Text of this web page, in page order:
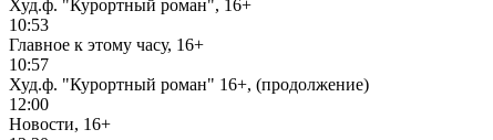
Худ.ф. "Курортный роман", 16+
10:53
Главное к этому часу, 16+
10:57
Худ.ф. "Курортный роман" 16+, (продолжение)
12:00
Новости, 16+